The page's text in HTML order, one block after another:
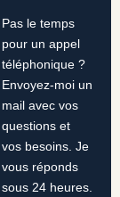
Pas le temps
pour un appel
téléphonique ?
Envoyez-moi un
mail avec vos
questions et
vos besoins. Je
vous réponds
sous 24 heures.